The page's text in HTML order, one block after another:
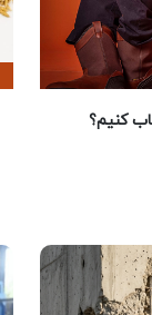
کنیم؟